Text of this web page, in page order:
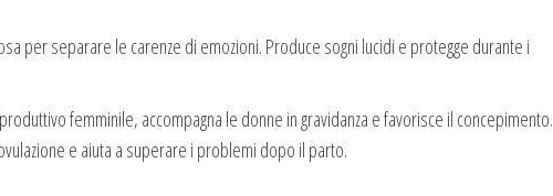
per separare le carenze di emozioni. Produce sogni lucidi e protegge durante i
femminile, accompagna le donne in gravidanza e favorisce il concepimento.
e aiuta a superare i problemi dopo il parto.